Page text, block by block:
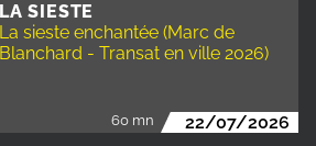
LA SIESTE
La sieste enchantée (Marc de
Blanchard - Transat en ville 2026)
60 mn 22/07/2026